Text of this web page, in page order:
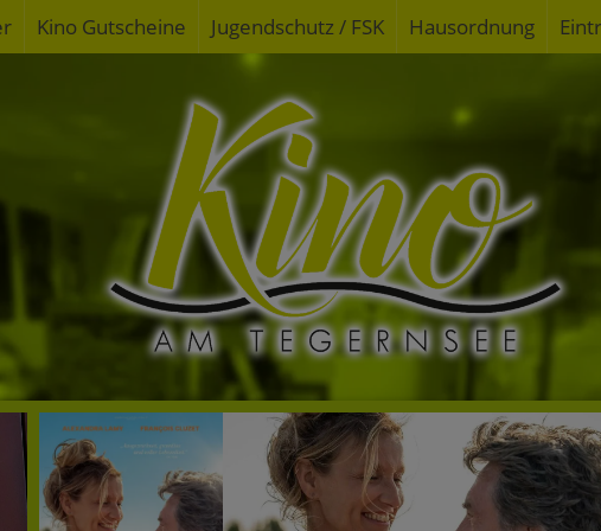
Kino Gutscheine Jugendschutz / FSK Hausordnung